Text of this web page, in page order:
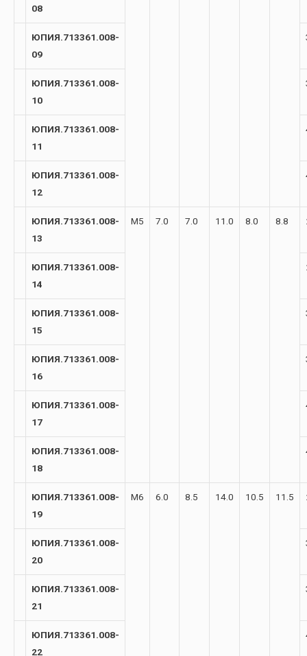
08
ЮПИЯ.713361.008-
09
ЮПИЯ.713361.008-
10
ЮПИЯ.713361.008-
11
ЮПИЯ.713361.008-
12
ЮПИЯ.713361.008-
13
М5 7.0 7.0 11.0 8.0 8.8
ЮПИЯ.713361.008-
14
ЮПИЯ.713361.008-
15
ЮПИЯ.713361.008-
16
ЮПИЯ.713361.008-
17
ЮПИЯ.713361.008-
18
ЮПИЯ.713361.008-
19
М6 6.0 8.5 14.0 10.5 11.5
ЮПИЯ.713361.008-
20
ЮПИЯ.713361.008-
21
ЮПИЯ.713361.008-
22